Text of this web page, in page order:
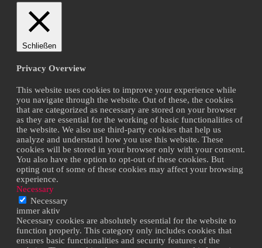
Schließen
Privacy Overview
This website uses cookies to improve your experience while
you navigate through the website. Out of these, the cookies
that are categorized as necessary are stored on your browser
as they are essential for the working of basic functionalities of
the website. We also use third-party cookies that help us
analyze and understand how you use this website. These
cookies will be stored in your browser only with your consent.
You also have the option to opt-out of these cookies. But
opting out of some of these cookies may affect your browsing
experience.
Necessary
Necessary
immer aktiv
Necessary cookies are absolutely essential for the website to
function properly. This category only includes cookies that
ensures basic functionalities and security features of the